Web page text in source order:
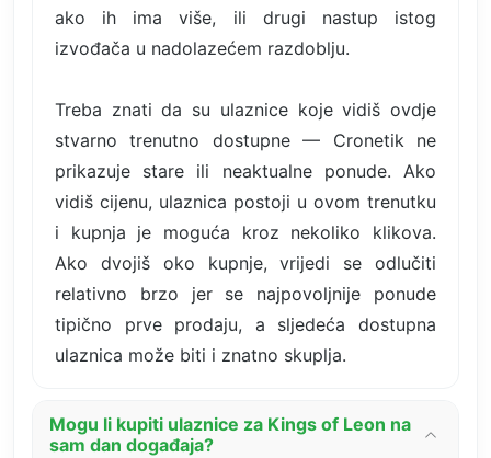
ako ih ima više, ili drugi nastup istog
izvođača u nadolazećem razdoblju.
Treba znati da su ulaznice koje vidiš ovdje
stvarno trenutno dostupne — Cronetik ne
prikazuje stare ili neaktualne ponude. Ako
vidiš cijenu, ulaznica postoji u ovom trenutku
i kupnja je moguća kroz nekoliko klikova.
Ako dvojiš oko kupnje, vrijedi se odlučiti
relativno brzo jer se najpovoljnije ponude
tipično prve prodaju, a sljedeća dostupna
ulaznica može biti i znatno skuplja.
Mogu li kupiti ulaznice za Kings of Leon na
sam dan događaja?